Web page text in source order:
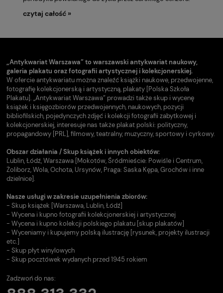
czytaj całość »
„Antykwariat Warszawa” to warszawski antykwariat naukowy,
galeria plakatu oraz fotografii artystycznej i kolekcjonerskiej.
W ofercie antykwariatu można znaleźć książki naukowe, przedwojenne,
fotografię kolekcjonerską i artystyczną, plakaty [Polska Szkoła
Plakatu]. „Antykwariat Warszawa” prowadzi także skup i wycenę
książek i księgozbiorów przedwojennych, naukowych, pozycji
bibliofilskich, pojedynczych zdjęć i kolekcji fotografii zabytkowej i
kolekcjonerskiej, interesuje nas także plakat polski: polityczny,
propagandowy [PRL], filmowy, teatralny, muzyczny, sportowy i cyrkowy.
Obszar działania / Skup książek i innych obiektów:
Lublin, Łódź, Warszawa [Mokotów, Śródmieście: Powiśle i Centrum,
Żoliborz, Wola, Ochota, Ursynów, Praga: Saska Kępa, Grochów i inne
dzielnice].
Nasze usługi w zakresie uzupełnienia zbiorów:
- Skup książek [Warszawa, Lublin, Łódź]
- Wycena i kupno fotografii kolekcjonerskiej i artystycznej
- Wycena i kupno kolekcji polskiego plakatu [skup plakatów]
- Wyceniamy i kupujemy polską ilustrację [rysunek, projekty ilustracji
etc.]
- Skup płyt winylowych
- Skup pocztówek wydanych przed 1945 rokiem
Zadzwoń do nas: